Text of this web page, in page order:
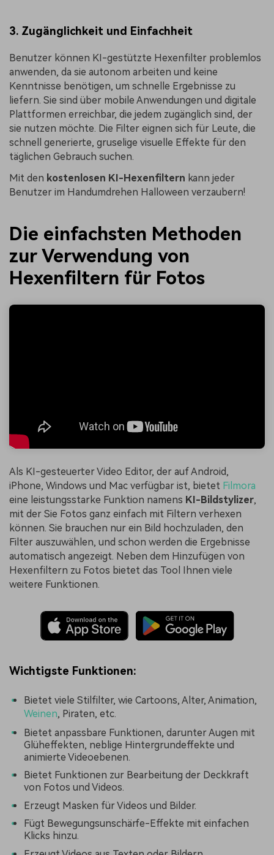
3. Zugänglichkeit und Einfachheit
Benutzer können KI-gestützte Hexenfilter problemlos
anwenden, da sie autonom arbeiten und keine
Kenntnisse benötigen, um schnelle Ergebnisse zu
liefern. Sie sind über mobile Anwendungen und digitale
Plattformen erreichbar, die jedem zugänglich sind, der
sie nutzen möchte. Die Filter eignen sich für Leute, die
schnell generierte, gruselige visuelle Effekte für den
täglichen Gebrauch suchen.
Mit den kostenlosen KI-Hexenfiltern kann jeder
Benutzer im Handumdrehen Halloween verzaubern!
Die einfachsten Methoden
zur Verwendung von
Hexenfiltern für Fotos
Als KI-gesteuerter Video Editor, der auf Android,
iPhone, Windows und Mac verfügbar ist, bietet Filmora
eine leistungsstarke Funktion namens KI-Bildstylizer,
mit der Sie Fotos ganz einfach mit Filtern verhexen
können. Sie brauchen nur ein Bild hochzuladen, den
Filter auszuwählen, und schon werden die Ergebnisse
automatisch angezeigt. Neben dem Hinzufügen von
Hexenfiltern zu Fotos bietet das Tool Ihnen viele
weitere Funktionen.
Wichtigste Funktionen:
Bietet viele Stilfilter, wie Cartoons, Alter, Animation,
Weinen, Piraten, etc.
Bietet anpassbare Funktionen, darunter Augen mit
Glüheffekten, neblige Hintergrundeffekte und
animierte Videoebenen.
Bietet Funktionen zur Bearbeitung der Deckkraft
von Fotos und Videos.
Erzeugt Masken für Videos und Bilder.
Fügt Bewegungsunschärfe-Effekte mit einfachen
Klicks hinzu.